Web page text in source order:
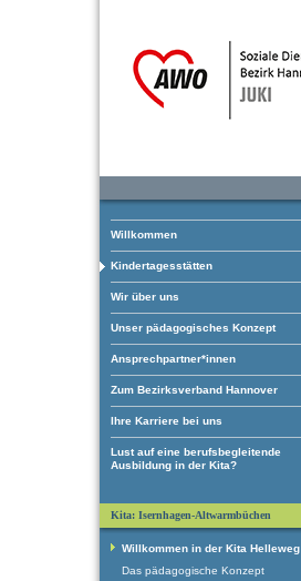
Willkommen
Kindertagesstätten
Wir über uns
Unser pädagogisches Konzept
Ansprechpartner*innen
Zum Bezirksverband Hannover
Ihre Karriere bei uns
Lust auf eine berufsbegleitende
Ausbildung in der Kita?
Kita: Isernhagen-Altwarmbüchen
Willkommen in der Kita Helleweg
Das pädagogische Konzept